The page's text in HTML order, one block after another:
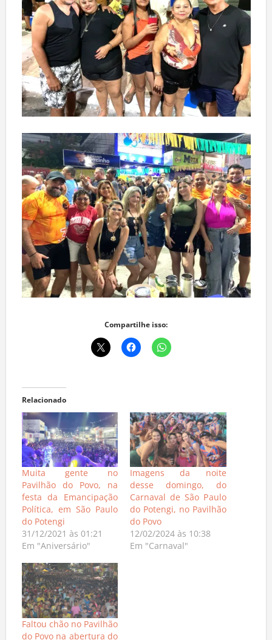
Compartilhe isso:
Relacionado
Muita gente no
Pavilhão do Povo, na
festa da Emancipação
Política, em São Paulo
do Potengi
31/12/2021 às 01:21
Em "Aniversário"
Imagens da noite
desse domingo, do
Carnaval de São Paulo
do Potengi, no Pavilhão
do Povo
12/02/2024 às 10:38
Em "Carnaval"
Faltou chão no Pavilhão
do Povo na abertura do